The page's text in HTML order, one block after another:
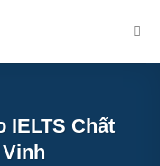
IELTS Chất